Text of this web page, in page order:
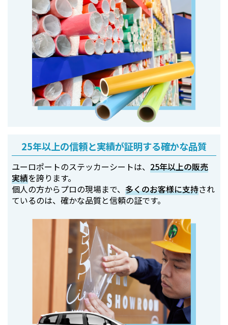
25年以上の信頼と実績が証明する確かな品質
ユーロポートのステッカーシートは、25年以上の販売
実績を誇ります。
個人の方からプロの現場まで、多くのお客様に支持され
ているのは、確かな品質と信頼の証です。